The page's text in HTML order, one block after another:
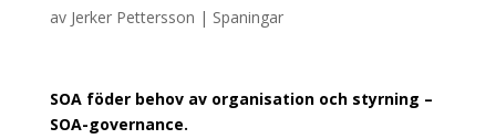
av Jerker Pettersson | Spaningar
SOA föder behov av organisation och styrning –
SOA-governance.